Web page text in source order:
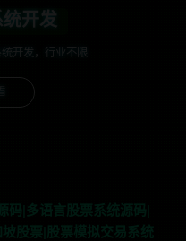
开发
开发，行业不限
码|多语言股票系统源码|
股票|股票模拟交易系统